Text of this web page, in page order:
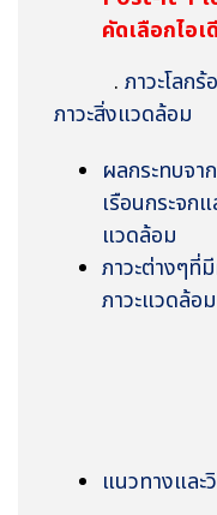
คัดเลือกไอเ
. ภาวะโลก
ภาวะสิ่งแวดล้อม
ผลกระทบจา
เรือนกระจก
แวดล้อม
ภาวะต่างๆที่
ภาวะแวดล้อม
แนวทางและ